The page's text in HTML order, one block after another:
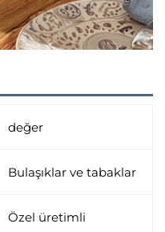
değer
Bulaşıklar ve tabaklar
Özel üretimli